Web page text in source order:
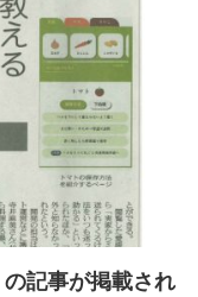
記事が掲載され